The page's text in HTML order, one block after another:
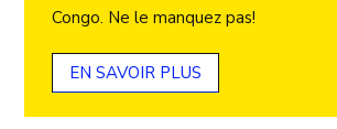
Congo. Ne le manquez pas!
EN SAVOIR PLUS